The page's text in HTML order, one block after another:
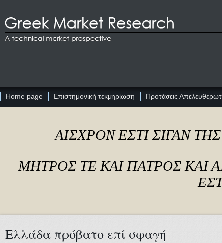
Home page Επιστημονική τεκμηρίωση Προτάσεις
ΑΙΣΧΡΟΝ ΕΣΤΙ ΣΙΓΑΝ
ΜΗΤΡΟΣ ΤΕ ΚΑΙ ΠΑΤΡΟΣ ΚΑΙ
Ελλάδα πρόβατο επί σφαγή